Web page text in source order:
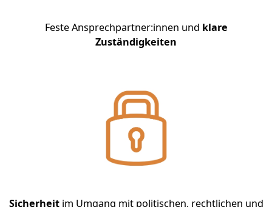
Feste Ansprechpartner:innen und klare
Zuständigkeiten
Sicherheit im Umgang mit politischen, rechtlichen und